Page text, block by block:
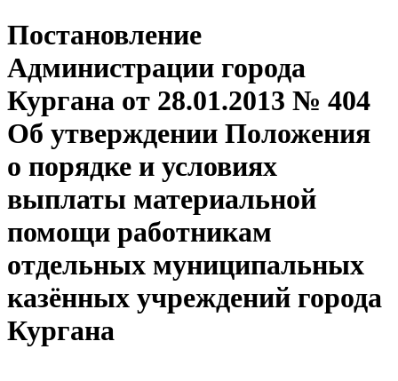
Постановление
Администрации города
Кургана от 28.01.2013 № 404
Об утверждении Положения
о порядке и условиях
выплаты материальной
помощи работникам
отдельных муниципальных
казённых учреждений города
Кургана